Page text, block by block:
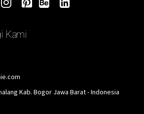
Kami
Kab. Bogor Jawa Barat - Indonesia